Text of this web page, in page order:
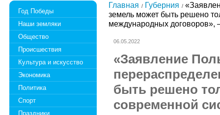
Год Победы
Наши земляки
Общество
Происшествия
Культура и искусство
Экономика
Политика
Спорт
Праздники
Главная Губерния
земель может быть решено
международных договоров»,
06.05.2022
«Заявление
быть решено
современной